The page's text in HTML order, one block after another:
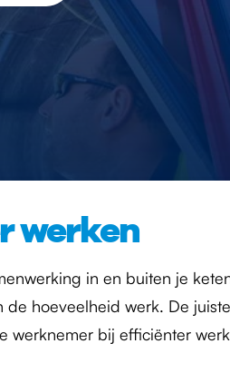
werken
in en buiten je
de hoeveelheid werk. De
werknemer bij efficiënter